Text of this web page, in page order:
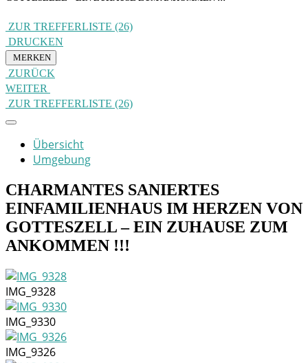
ZUR TREFFERLISTE (26)
DRUCKEN
MERKEN
ZURÜCK
WEITER
ZUR TREFFERLISTE (26)
Übersicht
Umgebung
CHARMANTES SANIERTES
EINFAMILIENHAUS IM HERZEN VON
GOTTESZELL – EIN ZUHAUSE ZUM
ANKOMMEN !!!
IMG_9328
IMG_9330
IMG_9326